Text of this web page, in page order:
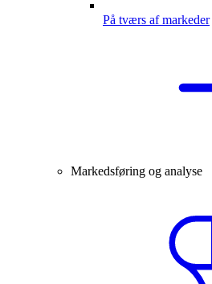
På tværs af markeder
Markedsføring og analyse